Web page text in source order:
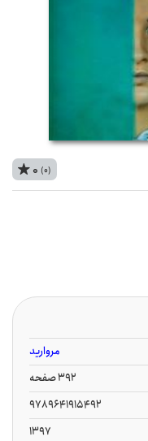
0 (0)
مروارید
392 صفحه
9789641915492
1397